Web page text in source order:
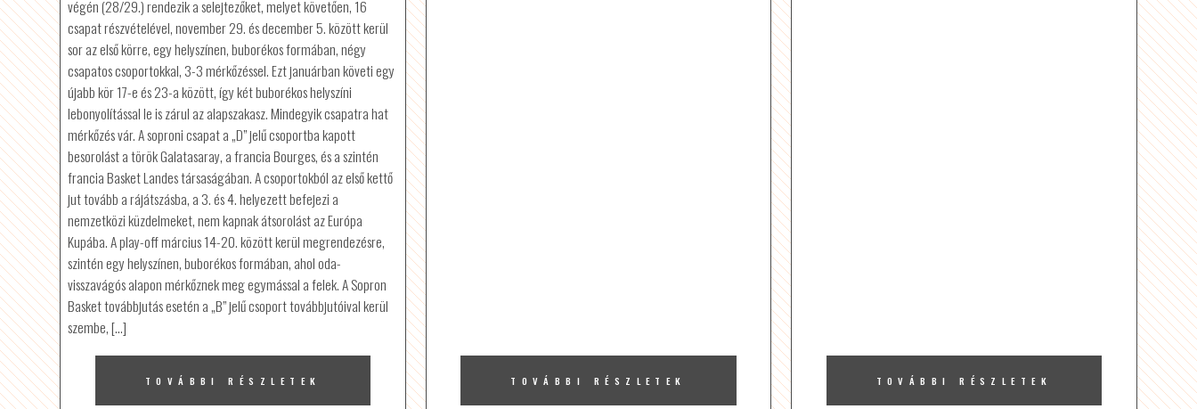
végén (28/29.) rendezik a selejtezőket, melyet követően, 16
csapat részvételével, november 29. és december 5. között kerül
sor az első körre, egy helyszínen, buborékos formában, négy
csapatos csoportokkal, 3-3 mérkőzéssel. Ezt januárban követi egy
újabb kör 17-e és 23-a között, így két buborékos helyszíni
lebonyolítással le is zárul az alapszakasz. Mindegyik csapatra hat
mérkőzés vár. A soproni csapat a „D” jelű csoportba kapott
besorolást a török Galatasaray, a francia Bourges, és a szintén
francia Basket Landes társaságában. A csoportokból az első kettő
jut tovább a rájátszásba, a 3. és 4. helyezett befejezi a
nemzetközi küzdelmeket, nem kapnak átsorolást az Európa
Kupába. A play-off március 14-20. között kerül megrendezésre,
szintén egy helyszínen, buborékos formában, ahol oda-
visszavágós alapon mérkőznek meg egymással a felek. A Sopron
Basket továbbjutás esetén a „B” jelű csoport továbbjutóival kerül
szembe, […]
TOVÁBBI RÉSZLETEK TOVÁBBI RÉSZLETEK TOVÁBBI RÉSZLETEK